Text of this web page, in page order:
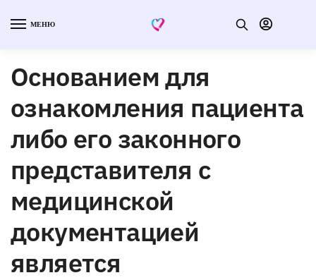
МЕНЮ
Основанием для
ознакомления пациента
либо его законного
представителя с
медицинской
документацией
является